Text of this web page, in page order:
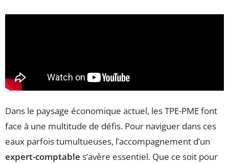
Dans le paysage économique actuel, les TPE-PME font
face à une multitude de défis. Pour naviguer dans ces
eaux parfois tumultueuses, l’accompagnement d’un
expert-comptable s’avère essentiel. Que ce soit pour